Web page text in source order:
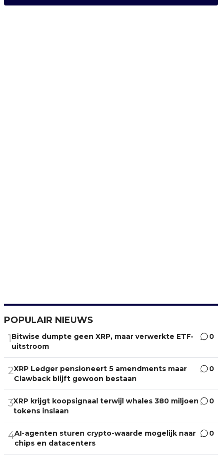
POPULAIR NIEUWS
1Bitwise dumpte geen XRP, maar verwerkte ETF-
uitstroom
0
2XRP Ledger pensioneert 5 amendments maar
Clawback blijft gewoon bestaan
0
3XRP krijgt koopsignaal terwijl whales 380 miljoen
tokens inslaan
0
4AI-agenten sturen crypto-waarde mogelijk naar
chips en datacenters
0